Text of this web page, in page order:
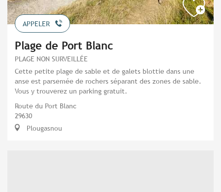
APPELER
Plage de Port Blanc
PLAGE NON SURVEILLÉE
Cette petite plage de sable et de galets blottie dans une
anse est parsemée de rochers séparant des zones de sable.
Vous y trouverez un parking gratuit.
Route du Port Blanc
29630
Plougasnou